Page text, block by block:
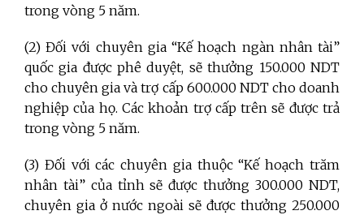
trong vòng 5 năm.
(2) Đối với chuyên gia “Kế hoạch ngàn nhân tài”
quốc gia được phê duyệt, sẽ thưởng 150.000 NDT
cho chuyên gia và trợ cấp 600.000 NDT cho doanh
nghiệp của họ. Các khoản trợ cấp trên sẽ được trả
trong vòng 5 năm.
(3) Đối với các chuyên gia thuộc “Kế hoạch trăm
nhân tài” của tỉnh sẽ được thưởng 300.000 NDT,
chuyên gia ở nước ngoài sẽ được thưởng 250.000